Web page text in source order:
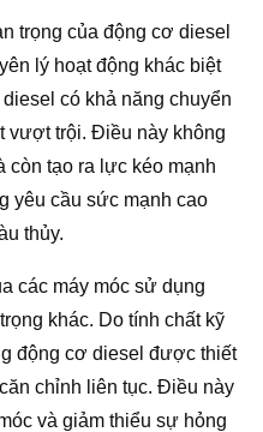
trọng của động cơ diesel
lý hoạt động khác biệt
có khả năng chuyển
vượt trội. Điều này không
còn tạo ra lực kéo mạnh
yêu cầu sức mạnh cao
thủy.
các máy móc sử dụng
khác. Do tính chất kỹ
động cơ diesel được thiết
chỉnh liên tục. Điều này
và giảm thiểu sự hỏng